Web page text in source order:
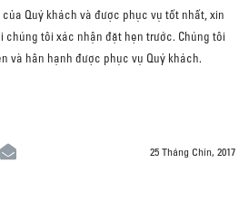
Quý khách và được phục vụ tốt nhất, xin
chúng tôi xác nhận đặt hẹn trước. Chúng tôi
và hân hạnh được phục vụ Quý khách.
25 Tháng Chín, 2017